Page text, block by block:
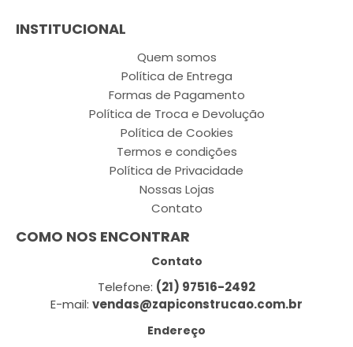
INSTITUCIONAL
Quem somos
Política de Entrega
Formas de Pagamento
Política de Troca e Devolução
Política de Cookies
Termos e condições
Política de Privacidade
Nossas Lojas
Contato
COMO NOS ENCONTRAR
Contato
Telefone: (21) 97516-2492
E-mail: vendas@zapiconstrucao.com.br
Endereço